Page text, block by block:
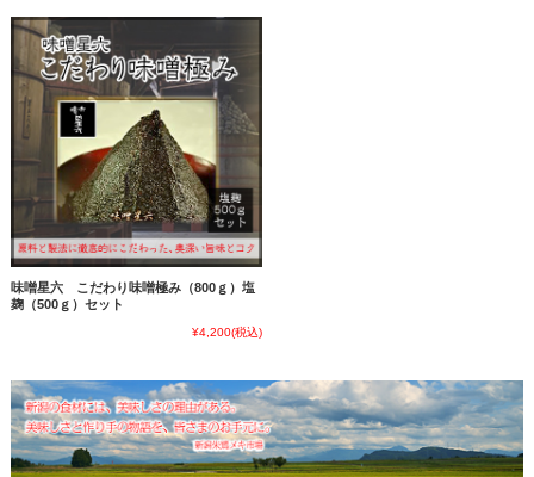
味噌星六 こだわり味噌極み（800ｇ）塩
麹（500ｇ）セット
¥4,200(税込)